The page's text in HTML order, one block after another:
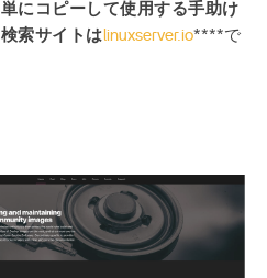
にコピーして使用する手助け
索サイトはlinuxserver.io****で